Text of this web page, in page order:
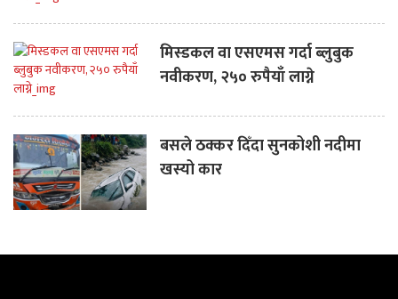
मिस्डकल वा एसएमस गर्दा ब्लुबुक
नवीकरण, २५० रुपैयाँ लाग्ने
बसले ठक्कर दिँदा सुनकोशी नदीमा
खस्यो कार